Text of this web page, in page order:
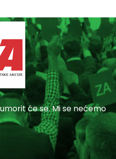
će se. Mi se nećemo